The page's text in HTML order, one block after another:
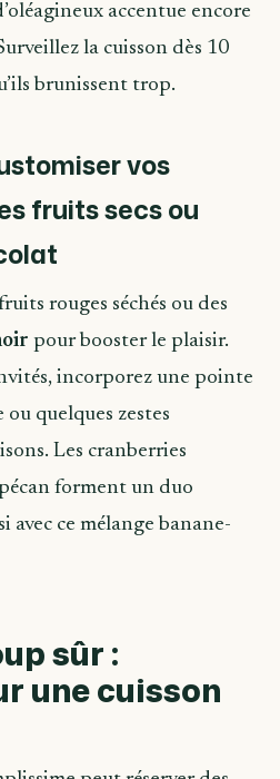
accentue encore
la cuisson dès 10
brunissent trop.
vos
fruits secs ou
rouges séchés ou des
pour booster le plaisir.
incorporez une pointe
quelques zestes
Les cranberries
forment un duo
avec ce mélange banane-
sûr :
une cuisson